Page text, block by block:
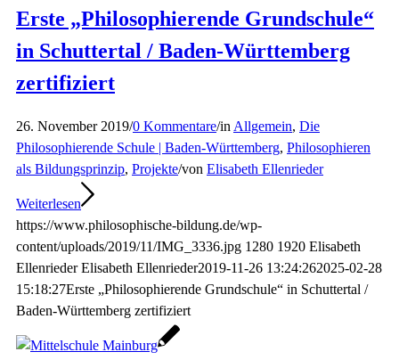
Erste „Philosophierende Grundschule“
in Schuttertal / Baden-Württemberg
zertifiziert
26. November 2019/0 Kommentare/inAllgemein, Die
Philosophierende Schule | Baden-Württemberg, Philosophieren
als Bildungsprinzip, Projekte/von Elisabeth Ellenrieder
Weiterlesen
https://www.philosophische-bildung.de/wp-
content/uploads/2019/11/IMG_3336.jpg 1280 1920 Elisabeth
Ellenrieder Elisabeth Ellenrieder2019-11-26 13:24:262025-02-28
15:18:27Erste „Philosophierende Grundschule“ in Schuttertal /
Baden-Württemberg zertifiziert